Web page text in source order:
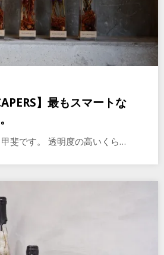
】最もスマートな
斐です。 透明度の高いくら…